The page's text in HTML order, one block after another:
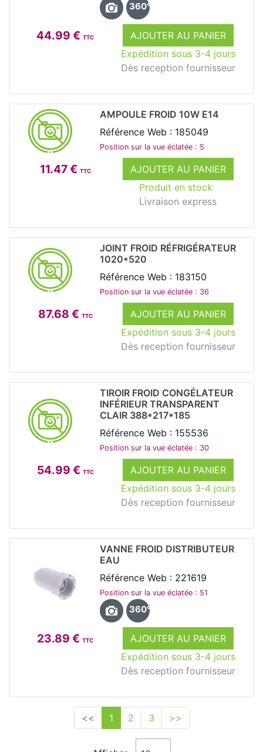
44.99 € TTC
AJOUTER AU PANIER
Expédition sous 3-4 jours
Dès reception fournisseur
360°
11.47 € TTC
AJOUTER AU PANIER
Produit en stock
Livraison express
AMPOULE FROID 10W E14
Référence Web : 185049
Position sur la vue éclatée : 5
87.68 € TTC
AJOUTER AU PANIER
Expédition sous 3-4 jours
Dès reception fournisseur
JOINT FROID RÉFRIGÉRATEUR
1020*520
Référence Web : 183150
Position sur la vue éclatée : 36
54.99 € TTC
AJOUTER AU PANIER
Expédition sous 3-4 jours
Dès reception fournisseur
TIROIR FROID CONGÉLATEUR
INFÉRIEUR TRANSPARENT
CLAIR 388*217*185
Référence Web : 155536
Position sur la vue éclatée : 30
23.89 € TTC
AJOUTER AU PANIER
Expédition sous 3-4 jours
Dès reception fournisseur
VANNE FROID DISTRIBUTEUR
EAU
Référence Web : 221619
Position sur la vue éclatée : 51
360°
<< 1 2 3 >>